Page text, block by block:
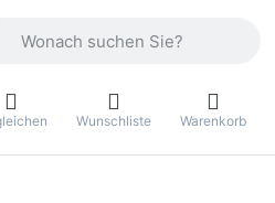
Wunschliste Warenkorb